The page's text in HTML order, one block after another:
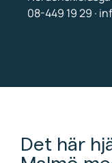
08-449 19 29 ·
Det här